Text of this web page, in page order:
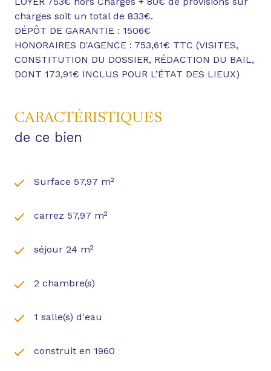
charges soit un total de 833€.
DÉPÔT DE GARANTIE : 1506€
HONORAIRES D'AGENCE : 753,61€ TTC (VISITES,
CONSTITUTION DU DOSSIER, RÉDACTION DU BAIL,
DONT 173,91€ INCLUS POUR L’ÉTAT DES LIEUX)
CARACTÉRISTIQUES
de ce bien
Surface 57,97 m²
carrez 57,97 m²
séjour 24 m²
2 chambre(s)
1 salle(s) d'eau
construit en 1960